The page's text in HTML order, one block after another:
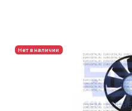
Нет в наличии